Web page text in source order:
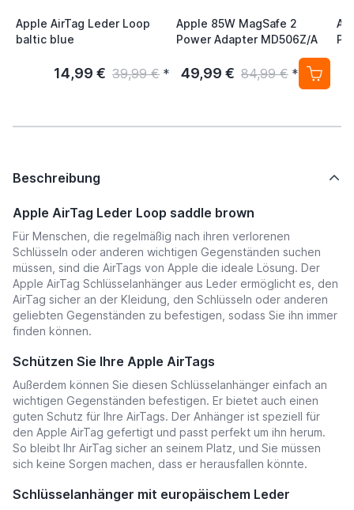
Apple AirTag Leder Loop
baltic blue
14,99 € 39,99 € *
Apple 85W MagSafe 2
Power Adapter MD506Z/A
49,99 € 84,99 € *
Beschreibung
Apple AirTag Leder Loop saddle brown
Für Menschen, die regelmäßig nach ihren verlorenen
Schlüsseln oder anderen wichtigen Gegenständen suchen
müssen, sind die AirTags von Apple die ideale Lösung. Der
Apple AirTag Schlüsselanhänger aus Leder ermöglicht es, den
AirTag sicher an der Kleidung, den Schlüsseln oder anderen
geliebten Gegenständen zu befestigen, sodass Sie ihn immer
finden können.
Schützen Sie Ihre Apple AirTags
Außerdem können Sie diesen Schlüsselanhänger einfach an
wichtigen Gegenständen befestigen. Er bietet auch einen
guten Schutz für Ihre AirTags. Der Anhänger ist speziell für
den Apple AirTag gefertigt und passt perfekt um ihn herum.
So bleibt Ihr AirTag sicher an seinem Platz, und Sie müssen
sich keine Sorgen machen, dass er herausfallen könnte.
Schlüsselanhänger mit europäischem Leder